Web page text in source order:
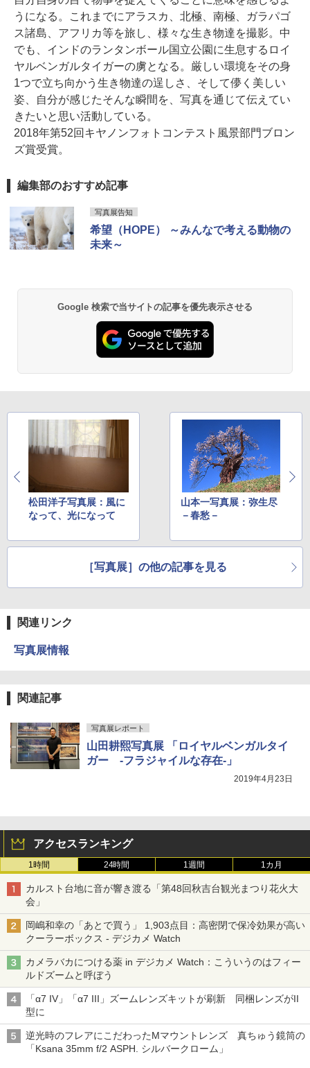
うになる。これまでにアラスカ、北極、南極、ガラパゴ
ス諸島、アフリカ等を旅し、様々な生き物達を撮影。中
でも、インドのランタンボール国立公園に生息するロイ
ヤルベンガルタイガーの虜となる。厳しい環境をその身
1つで立ち向かう生き物達の逞しさ、そして儚く美しい
姿、自分が感じたそんな瞬間を、写真を通じて伝えてい
きたいと思い活動している。
2018年第52回キヤノンフォトコンテスト風景部門ブロン
ズ賞受賞。
編集部のおすすめ記事
写真展告知
希望（HOPE） ～みんなで考える動物の
未来～
Google 検索で当サイトの記事を優先表示させる
松田洋子写真展：風に
なって、光になって
山本一写真展：弥生尽
－春愁－
［写真展］の他の記事を見る
関連リンク
写真展情報
関連記事
写真展レポート
山田耕熙写真展 「ロイヤルベンガルタイ
ガー -フラジャイルな存在-」
2019年4月23日
アクセスランキング
1時間 24時間 1週間 1カ月
カルスト台地に音が響き渡る「第48回秋吉台観光まつり花火大
会」
岡嶋和幸の「あとで買う」 1,903点目：高密閉で保冷効果が高い
クーラーボックス - デジカメ Watch
カメラバカにつける薬 in デジカメ Watch：こういうのはフィー
ルドズームと呼ぼう
「α7 IV」「α7 III」ズームレンズキットが刷新 同梱レンズがII
型に
逆光時のフレアにこだわったMマウントレンズ 真ちゅう鏡筒の
「Ksana 35mm f/2 ASPH. シルバークローム」